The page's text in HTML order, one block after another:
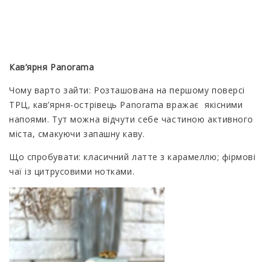
Кав’ярня Panorama
Чому варто зайти: Розташована на першому поверсі
ТРЦ, кав’ярня-острівець Panorama вражає якісними
напоями. Тут можна відчути себе частиною активного
міста, смакуючи запашну каву.
Що спробувати: класичний латте з карамеллю; фірмові
чаї із цитрусовими нотками.